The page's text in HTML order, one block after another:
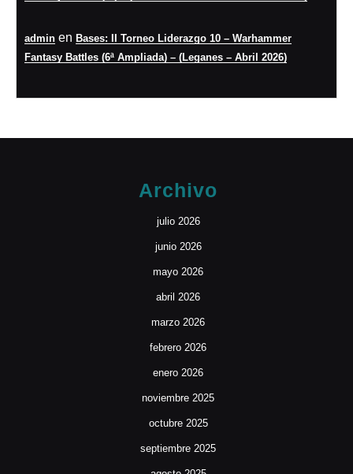
admin en Bases: II Torneo Liderazgo 10 – Warhammer
Fantasy Battles (6ª Ampliada) – (Leganes – Abril 2026)
Archivo
julio 2026
junio 2026
mayo 2026
abril 2026
marzo 2026
febrero 2026
enero 2026
noviembre 2025
octubre 2025
septiembre 2025